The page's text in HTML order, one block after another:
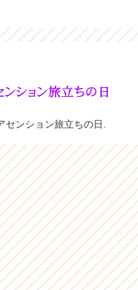
ンション旅立ちの日.